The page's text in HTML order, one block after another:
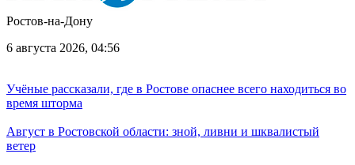
Ростов-на-Дону
6 августа 2026, 04:56
Учёные рассказали, где в Ростове опаснее всего находиться во
время шторма
Август в Ростовской области: зной, ливни и шквалистый
ветер